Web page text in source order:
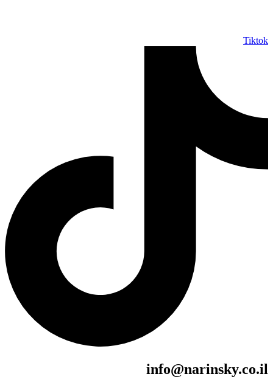
Tiktok
info@narinsky.co.il